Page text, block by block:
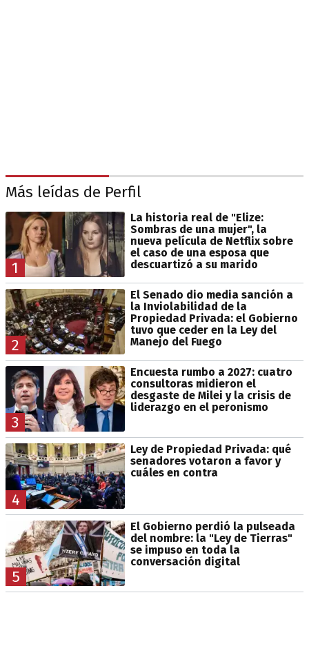
Más leídas de Perfil
1
La historia real de "Elize:
Sombras de una mujer", la
nueva película de Netflix sobre
el caso de una esposa que
descuartizó a su marido
2
El Senado dio media sanción a
la Inviolabilidad de la
Propiedad Privada: el Gobierno
tuvo que ceder en la Ley del
Manejo del Fuego
3
Encuesta rumbo a 2027: cuatro
consultoras midieron el
desgaste de Milei y la crisis de
liderazgo en el peronismo
4
Ley de Propiedad Privada: qué
senadores votaron a favor y
cuáles en contra
5
El Gobierno perdió la pulseada
del nombre: la "Ley de Tierras"
se impuso en toda la
conversación digital